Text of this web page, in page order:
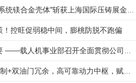
控旺促弱稳中间，膨桃防脱不跑偏